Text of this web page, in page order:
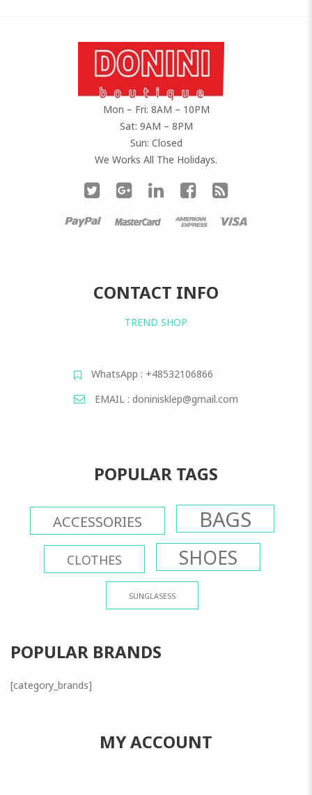
Mon – Fri: 8AM – 10PM
Sat: 9AM – 8PM
Sun: Closed
We Works All The Holidays.
CONTACT INFO
TREND SHOP
WhatsApp : +48532106866
EMAIL : doninisklep@gmail.com
POPULAR TAGS
ACCESSORIES BAGS
CLOTHES SHOES
SUNGLASESS
POPULAR BRANDS
[category_brands]
MY ACCOUNT